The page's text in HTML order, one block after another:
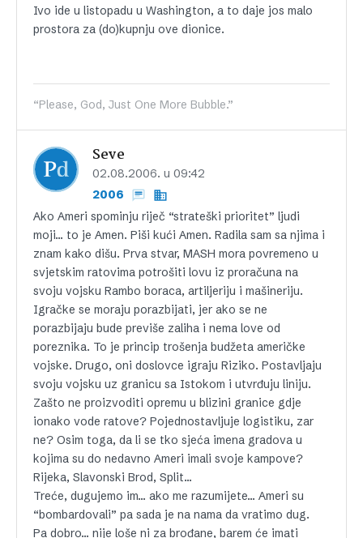
Ivo ide u listopadu u Washington, a to daje jos malo
prostora za (do)kupnju ove dionice.
“Please, God, Just One More Bubble.”
Seve
02.08.2006. u 09:42
2006
Ako Ameri spominju riječ “strateški prioritet” ljudi
moji… to je Amen. Piši kući Amen. Radila sam sa njima i
znam kako dišu. Prva stvar, MASH mora povremeno u
svjetskim ratovima potrošiti lovu iz proračuna na
svoju vojsku Rambo boraca, artiljeriju i mašineriju.
Igračke se moraju porazbijati, jer ako se ne
porazbijaju bude previše zaliha i nema love od
poreznika. To je princip trošenja budžeta američke
vojske. Drugo, oni doslovce igraju Riziko. Postavljaju
svoju vojsku uz granicu sa Istokom i utvrđuju liniju.
Zašto ne proizvoditi opremu u blizini granice gdje
ionako vode ratove? Pojednostavljuje logistiku, zar
ne? Osim toga, da li se tko sjeća imena gradova u
kojima su do nedavno Ameri imali svoje kampove?
Rijeka, Slavonski Brod, Split…
Treće, dugujemo im… ako me razumijete… Ameri su
“bombardovali” pa sada je na nama da vratimo dug.
Pa dobro… nije loše ni za brođane, barem će imati